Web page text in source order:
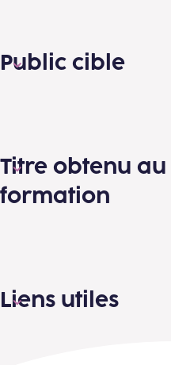
Public cible
Titre obtenu
formation
Liens utiles